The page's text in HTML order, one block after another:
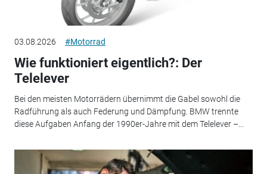
03.08.2026 #Motorrad
Wie funktioniert eigentlich?: Der
Telelever
Bei den meisten Motorrädern übernimmt die Gabel sowohl die
Radführung als auch Federung und Dämpfung. BMW trennte
diese Aufgaben Anfang der 1990er-Jahre mit dem Telelever –...